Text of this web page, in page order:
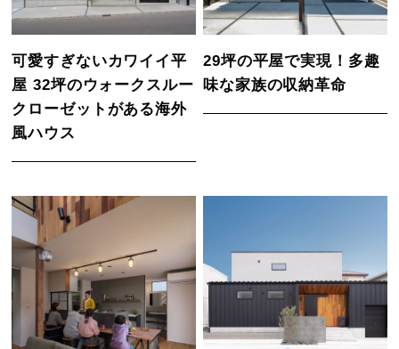
可愛すぎないカワイイ平
屋 32坪のウォークスルー
クローゼットがある海外
風ハウス
29坪の平屋で実現！多趣
味な家族の収納革命